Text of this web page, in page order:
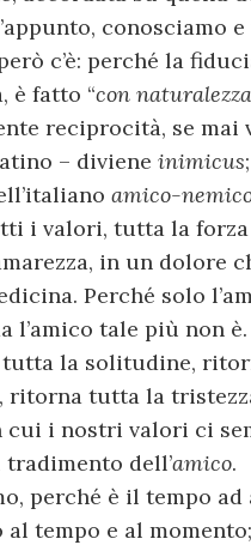
conosciamo
c’è: perché la
è fatto “con
reciprocità, se mai
– diviene inimicus
amico-
i valori, tutta la
in un dolore
Perché solo
l’amico tale più non è.
la solitudine,
ritorna tutta la
cui i nostri valori ci
dell’amico.
perché è il tempo
al tempo e al